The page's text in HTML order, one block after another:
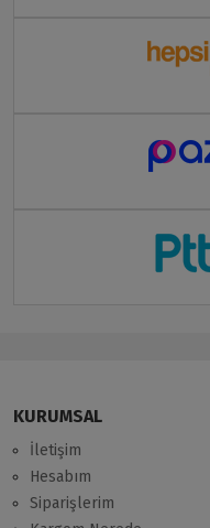
KURUMSAL
İletişim
Hesabım
Siparişlerim